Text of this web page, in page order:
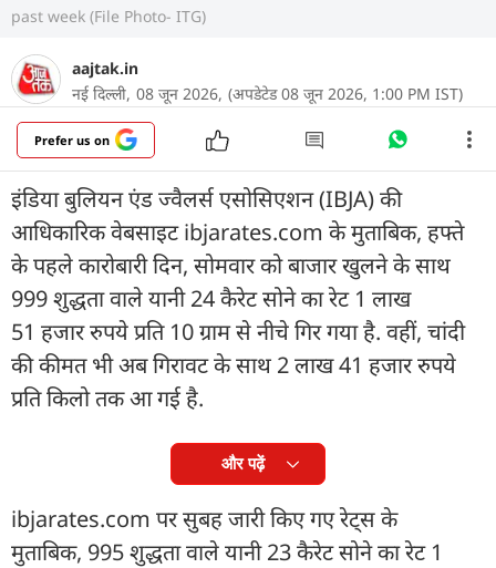
past week (File Photo- ITG)
aajtak.in
नई दिल्ली, 08 जून 2026, (अपडेटेड 08 जून 2026, 1:00 PM IST)
Prefer us on
इंडिया बुलियन एंड ज्वैलर्स एसोसिएशन (IBJA) की
आधिकारिक वेबसाइट ibjarates.com के मुताबिक, हफ्ते
के पहले कारोबारी दिन, सोमवार को बाजार खुलने के साथ
999 शुद्धता वाले यानी 24 कैरेट सोने का रेट 1 लाख
51 हजार रुपये प्रति 10 ग्राम से नीचे गिर गया है. वहीं, चांदी
की कीमत भी अब गिरावट के साथ 2 लाख 41 हजार रुपये
प्रति किलो तक आ गई है.
और पढ़ें
ibjarates.com पर सुबह जारी किए गए रेट्स के
मुताबिक, 995 शुद्धता वाले यानी 23 कैरेट सोने का रेट 1